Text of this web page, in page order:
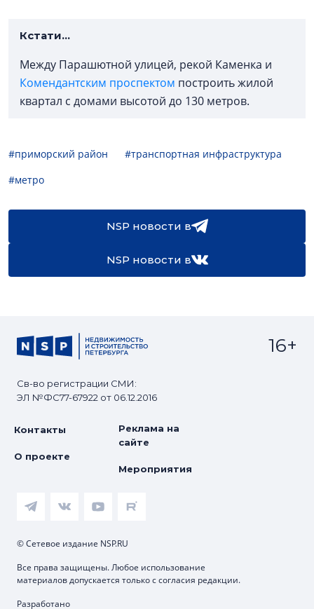
Кстати...
Между Парашютной улицей, рекой Каменка и
Комендантским проспектом построить жилой
квартал с домами высотой до 130 метров.
#приморский район
#транспортная инфраструктура
#метро
NSP новости в
NSP новости в
Св-во регистрации СМИ:
ЭЛ №ФС77-67922 от 06.12.2016
16+
Контакты
О проекте
Реклама на
сайте
Мероприятия
© Сетевое издание NSP.RU
Все права защищены. Любое использование
материалов допускается только с согласия редакции.
Разработано